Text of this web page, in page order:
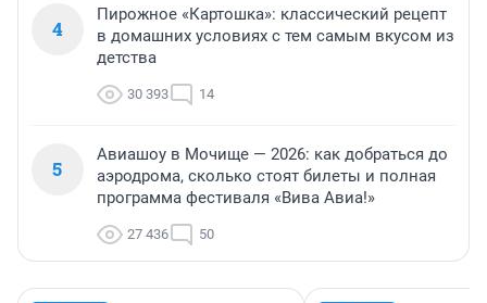
4
Пирожное «Картошка»: классический рецепт
в домашних условиях с тем самым вкусом из
детства
30 393 14
5
Авиашоу в Мочище — 2026: как добраться до
аэродрома, сколько стоят билеты и полная
программа фестиваля «Вива Авиа!»
27 436 50